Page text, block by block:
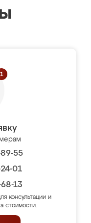
55
01
13
консультации и
стоимости.